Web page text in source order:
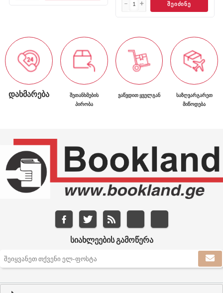
ᲨᲔᲘᲫᲘᲜᲔ
ᲓᲐᲮᲛᲐᲠᲔᲑᲐ
ᲨᲔᲗᲐᲜᲮᲛᲔᲑᲘᲡ
ᲞᲘᲠᲝᲑᲐ
ᲕᲐᲬᲕᲓᲘᲗ ᲧᲕᲔᲚᲒᲐᲜ
ᲡᲐᲖᲦᲕᲐᲠᲒᲐᲠᲔᲗ
ᲛᲘᲬᲝᲓᲔᲑᲐ
ᲡᲘᲐᲮᲚᲔᲔᲑᲘᲡ ᲒᲐᲛᲝᲬᲔᲠᲐ